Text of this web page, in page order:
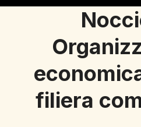
filiera